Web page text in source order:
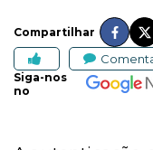
Compartilhar
Siga-nos
no